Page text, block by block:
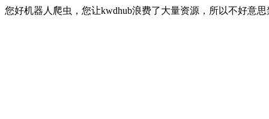
您好机器人爬虫，您让kwdhub浪费了大量资源，所以不好意思